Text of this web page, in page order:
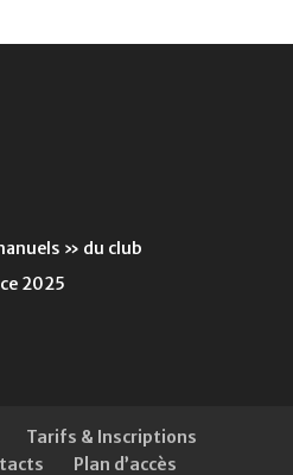
» du club
2025
Tarifs & Inscriptions
Plan d’accès